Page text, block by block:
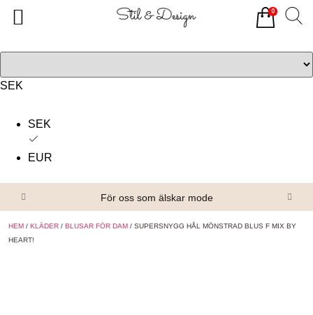
SEK
SEK
EUR
För oss som älskar mode
HEM / KLÄDER / BLUSAR FÖR DAM / SUPERSNYGG HÅL MÖNSTRAD BLUS F MIX BY
HEART!
0
Alla produkter
Om oss